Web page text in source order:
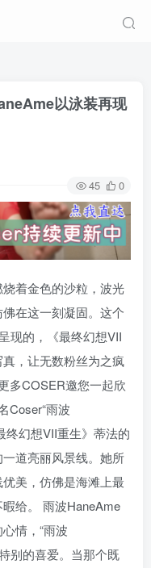
以泳装再现
45 0
着金色的沙粒，波光
在这一刻凝固。这个
现的，《最终幻想VII
，让无数粉丝为之疯
多COSER邀您一起欣
Coser“雨波
终幻想VII重生》蒂法的
道亮丽风景线。她所
美，仿佛是海滩上最
给。 雨波HaneAme
情，“雨波
别的喜爱。当那个既